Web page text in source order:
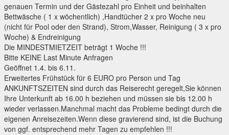
genauen Termin und der Gästezahl pro Einheit und beinhalten
Bettwäsche ( 1 x wöchentlich) ,Handtücher 2 x pro Woche neu
(nicht für Pool oder den Strand), Strom,Wasser, Reinigung ( 3 x pro
Woche) & Endreinigung
Die MINDESTMIETZEIT beträgt 1 Woche !!!
Bitte KEINE Last Minute Anfragen
Geöffnet 1.4. bis 6.11.
Erweitertes Frühstück für 6 EURO pro Person und Tag
ANKUNFTSZEITEN sind durch das Reiserecht geregelt,Sie können
Ihre Unterkunft ab 16.00 h beziehen und müssen sie bis 12.00 h
wieder verlassen.Manchmal macht das Probleme bedingt durch die
eigenen Anreisezeiten.Wenn diese gravierend sind, ist die Buchung
von ggf. entsprechend mehr Tagen zu empfehlen !!!